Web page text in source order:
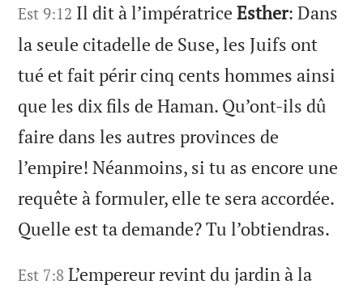
Est 9:12 Il dit à l’impératriceEsther: Dans
la seule citadelle de Suse, les Juifs ont
tué et fait périr cinq cents hommes ainsi
que les dix fils de Haman. Qu’ont-ils dû
faire dans les autres provinces de
l’empire! Néanmoins, si tu as encore une
requête à formuler, elle te sera accordée.
Quelle est ta demande? Tu l’obtiendras.
Est 7:8 L’empereur revint du jardin à la